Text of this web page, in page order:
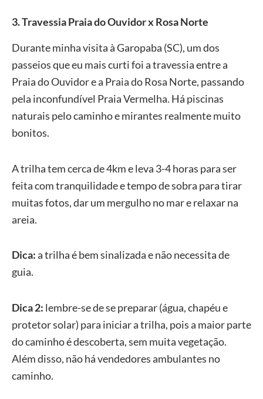
3.Travessia Praia do Ouvidor x Rosa Norte
Durante minha visita à Garopaba (SC), um dos
passeios que eu mais curti foi a travessia entre a
Praia do Ouvidor e a Praia do Rosa Norte, passando
pela inconfundível Praia Vermelha. Há piscinas
naturais pelo caminho e mirantes realmente muito
bonitos.
A trilha tem cerca de 4km e leva 3-4 horas para ser
feita com tranquilidade e tempo de sobra para tirar
muitas fotos, dar um mergulho no mar e relaxar na
areia.
Dica:a trilha é bem sinalizada e não necessita de
guia.
Dica 2: lembre-se de se preparar (água, chapéu e
protetor solar) para iniciar a trilha, pois a maior parte
do caminho é descoberta, sem muita vegetação.
Além disso, não há vendedores ambulantes no
caminho.